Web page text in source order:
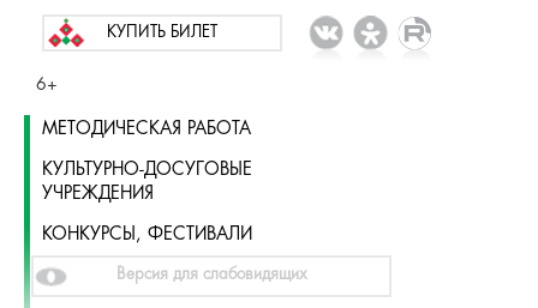
КУПИТЬ БИЛЕТ
6+
МЕТОДИЧЕСКАЯ РАБОТА
КУЛЬТУРНО-ДОСУГОВЫЕ
УЧРЕЖДЕНИЯ
КОНКУРСЫ, ФЕСТИВАЛИ
Версия для слабовидящих